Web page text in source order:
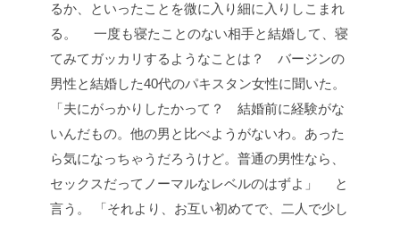
るか、といったことを微に入り細に入りしこまれ
る。
一度も寝たことのない相手と結婚して、寝
てみてガッカリするようなことは？ バージンの
男性と結婚した40代のパキスタン女性に聞いた。
「夫にがっかりしたかって？ 結婚前に経験がな
いんだもの。他の男と比べようがないわ。あった
ら気になっちゃうだろうけど。普通の男性なら、
セックスだってノーマルなレベルのはずよ」
と
言う。
「それより、お互い初めてで、二人で少し